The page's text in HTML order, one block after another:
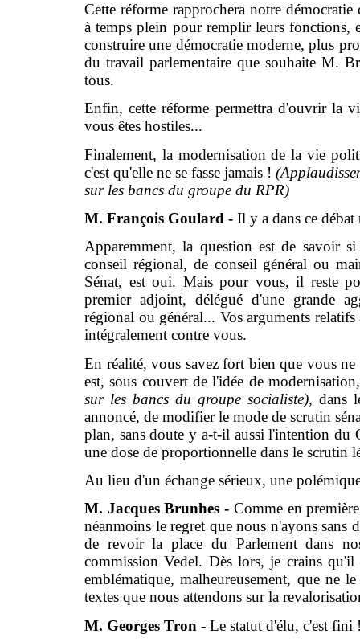
Cette réforme rapprochera notre
à temps plein pour remplir leurs fonctions,
construire une démocratie moderne, plus
du travail parlementaire que souhaite M.
tous.
Enfin, cette réforme permettra d'ouvrir la
vous êtes hostiles...
Finalement, la modernisation de la vie
c'est qu'elle ne se fasse jamais !
sur les bancs du groupe du RPR)
M. François Goulard - Il y a dans ce débat
Apparemment, la question est de savoir
conseil régional, de conseil général ou
Sénat, est oui. Mais pour vous, il reste
premier adjoint, délégué d'une grande
régional ou général... Vos arguments
intégralement contre vous.
En réalité, vous savez fort bien que vous
est, sous couvert de l'idée de
sur les bancs du groupe socialiste), dans
annoncé, de modifier le mode de scrutin
plan, sans doute y a-t-il aussi l'intention
une dose de proportionnelle dans le scrutin
Au lieu d'un échange sérieux, une
M. Jacques Brunhes - Comme en
néanmoins le regret que nous n'ayons sans
de revoir la place du Parlement dans
commission Vedel. Dès lors, je crains
emblématique, malheureusement, que ne
textes que nous attendons sur la
M. Georges Tron - Le statut d'élu, c'est fini